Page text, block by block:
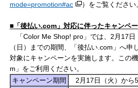
mode=promotion#ac
）をご覧ください
■「後払い.com 」対応に伴ったキャンペ
「Color Me Shop! pro」では、2月17日
（日）までの期間、「後払い.com」へ申
対象にキャンペーンを実施します。この
m」をご利用ください。
キャンペーン期間
2月17日（火）から5